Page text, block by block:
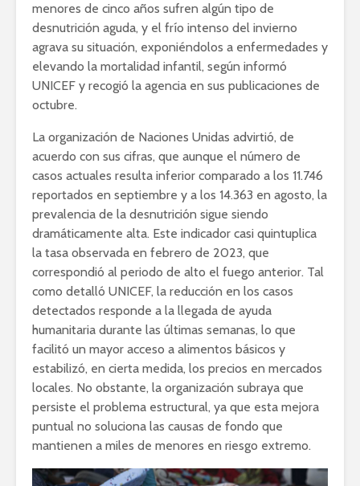
menores de cinco años sufren algún tipo de
desnutrición aguda, y el frío intenso del invierno
agrava su situación, exponiéndolos a enfermedades y
elevando la mortalidad infantil, según informó
UNICEF y recogió la agencia en sus publicaciones de
octubre.
La organización de Naciones Unidas advirtió, de
acuerdo con sus cifras, que aunque el número de
casos actuales resulta inferior comparado a los 11.746
reportados en septiembre y a los 14.363 en agosto, la
prevalencia de la desnutrición sigue siendo
dramáticamente alta. Este indicador casi quintuplica
la tasa observada en febrero de 2023, que
correspondió al periodo de alto el fuego anterior. Tal
como detalló UNICEF, la reducción en los casos
detectados responde a la llegada de ayuda
humanitaria durante las últimas semanas, lo que
facilitó un mayor acceso a alimentos básicos y
estabilizó, en cierta medida, los precios en mercados
locales. No obstante, la organización subraya que
persiste el problema estructural, ya que esta mejora
puntual no soluciona las causas de fondo que
mantienen a miles de menores en riesgo extremo.